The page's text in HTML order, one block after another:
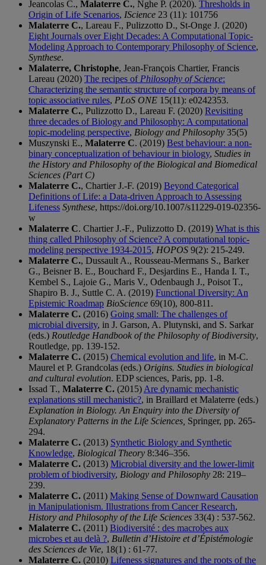
Jeancolas C., Malaterre C., Nghe P. (2020). Thresholds in
Origin of Life Scenarios, IScience 23 (11): 101756
Malaterre C., Lareau F., Pulizzotto D., St-Onge J. (2020)
Eight Journals over Eight Decades: A Computational Topic-
Modeling Approach to Contemporary Philosophy of Science,
Synthese.
Malaterre, Christophe, Jean-François Chartier, Francis
Lareau (2020) The recipes of Philosophy of Science:
Characterizing the semantic structure of corpora by means of
topic associative rules, PLoS ONE 15(11): e0242353.
Malaterre C., Pulizzotto D., Lareau F. (2020) Revisiting
three decades of Biology and Philosophy: A computational
topic-modeling perspective, Biology and Philosophy 35(5)
Muszynski E., Malaterre C. (2019) Best behaviour: a non-
binary conceptualization of behaviour in biology, Studies in
the History and Philosophy of the Biological and Biomedical
Sciences (Part C)
Malaterre C., Chartier J.-F. (2019) Beyond Categorical
Definitions of Life: a Data-driven Approach to Assessing
Lifeness Synthese, https://doi.org/10.1007/s11229-019-02356-
w
Malaterre C. Chartier J.-F., Pulizzotto D. (2019) What is this
thing called Philosophy of Science? A computational topic-
modeling perspective 1934-2015, HOPOS 9(2): 215-249.
Malaterre C., Dussault A., Rousseau-Mermans S., Barker
G., Beisner B. E., Bouchard F., Desjardins E., Handa I. T.,
Kembel S., Lajoie G., Maris V., Odenbaugh J., Poisot T.,
Shapiro B. J., Suttle C. A. (2019) Functional Diversity: An
Epistemic Roadmap BioScience 69(10), 800-811.
Malaterre C. (2016) Going small: The challenges of
microbial diversity, in J. Garson, A. Plutynski, and S. Sarkar
(eds.) Routledge Handbook of the Philosophy of Biodiversity,
Routledge, pp. 139-152.
Malaterre C. (2015) Chemical evolution and life, in M-C.
Maurel et P. Grandcolas (eds.) Origins. Studies in biological
and cultural evolution. EDP sciences, Paris, pp. 1-8.
Issad T., Malaterre C. (2015) Are dynamic mechanistic
explanations still mechanistic?, in Braillard et Malaterre (eds.)
Explanation in Biology. An Enquiry into the Diversity of
Explanatory Patterns in the Life Sciences, Springer, pp. 265-
294.
Malaterre C. (2013) Synthetic Biology and Synthetic
Knowledge, Biological Theory 8:346–356.
Malaterre C. (2013) Microbial diversity and the lower-limit
problem of biodiversity, Biology and Philosophy 28: 219–
239.
Malaterre C. (2011) Making Sense of Downward Causation
in Manipulationism. Illustrations from Cancer Research,
History and Philosophy of the Life Sciences 33(4) : 537-562.
Malaterre C. (2011) Biodiversité : des macrobes aux
microbes et au delà ?, Bulletin d’Histoire et d’Épistémologie
des Sciences de Vie, 18(1) : 61-77.
Malaterre C. (2010) Lifeness signatures and the roots of the